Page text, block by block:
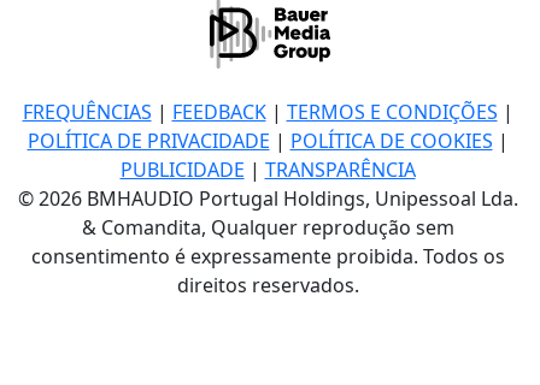
FREQUÊNCIAS | FEEDBACK| TERMOS E CONDIÇÕES |
POLÍTICA DE PRIVACIDADE | POLÍTICA DE COOKIES |
PUBLICIDADE | TRANSPARÊNCIA
© 2026 BMHAUDIO Portugal Holdings, Unipessoal Lda.
& Comandita, Qualquer reprodução sem
consentimento é expressamente proibida. Todos os
direitos reservados.